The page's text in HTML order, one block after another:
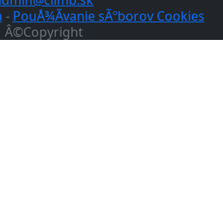
- PouÅ¾Ã­vanie sÃºborov Cookies
Â©Copyright